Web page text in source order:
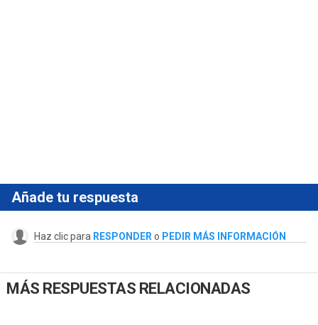
Añade tu respuesta
Haz clic para RESPONDER o PEDIR MÁS INFORMACIÓN
MÁS RESPUESTAS RELACIONADAS